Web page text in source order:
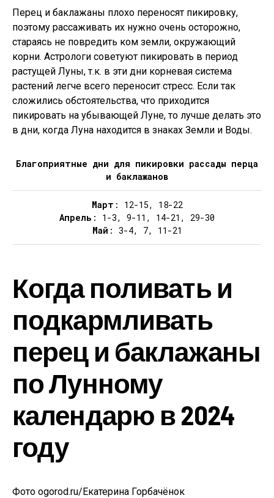
Перец и баклажаны плохо переносят пикировку,
поэтому рассаживать их нужно очень осторожно,
стараясь не повредить ком земли, окружающий
корни. Астрологи советуют пикировать в период
растущей Луны, т.к. в эти дни корневая система
растений легче всего переносит стресс. Если так
сложились обстоятельства, что приходится
пикировать на убывающей Луне, то лучше делать это
в дни, когда Луна находится в знаках Земли и Воды.
Благоприятные дни для пикировки рассады перца
и баклажанов
Март : 12-15, 18-22
Апрель : 1-3, 9-11, 14-21, 29-30
Май : 3-4, 7, 11-21
Когда поливать и
подкармливать
перец и баклажаны
по Лунному
календарю в 2024
году
Фото ogorod.ru/Екатерина Горбачёнок